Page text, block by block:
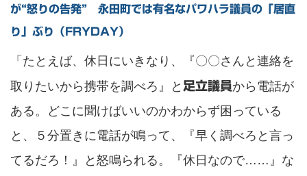
が“怒りの告発” 永田町では有名なパワハラ議員の「居直
り」ぶり（FRYDAY）
「たとえば、休日にいきなり、『〇〇さんと連絡を
取りたいから携帯を調べろ』と 足立議員から電話が
ある。どこに聞けばいいのかわからず困っている
と、５分置きに電話が鳴って、『早く調べろと言っ
てるだろ！』と怒鳴られる。『休日なので……』な